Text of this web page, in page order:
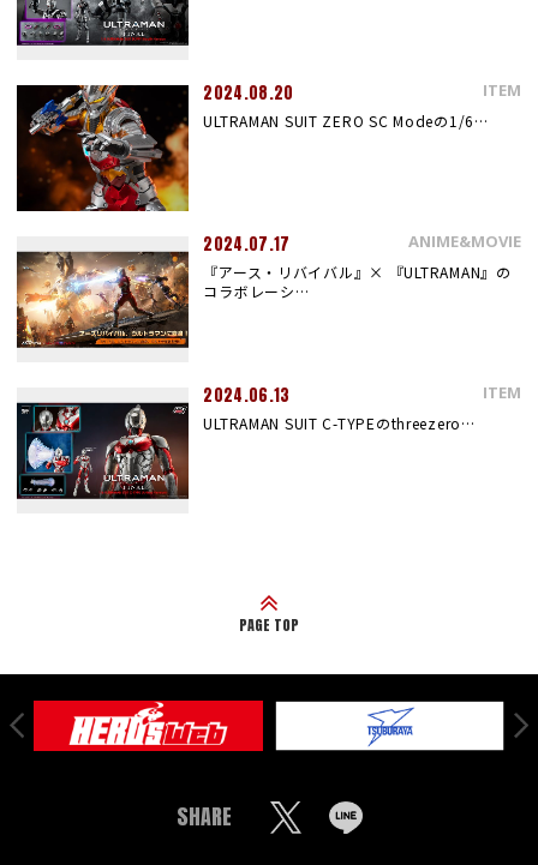
2024.08.20 ITEM
ULTRAMAN SUIT ZERO SC Modeの1/6…
2024.07.17 ANIME&MOVIE
『アース・リバイバル』× 『ULTRAMAN』の
コラボレーシ…
2024.06.13 ITEM
ULTRAMAN SUIT C-TYPEのthreezero…
PAGE TOP
SHARE